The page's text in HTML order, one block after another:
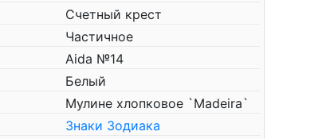
Счетный крест
Частичное
Aida №14
Белый
Мулине хлопковое `Madeira`
Знаки Зодиака